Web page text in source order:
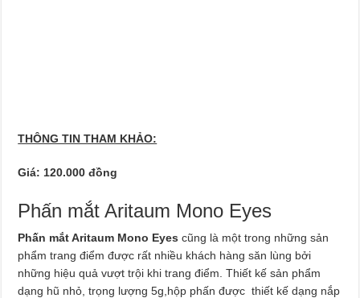
THÔNG TIN THAM KHẢO:
Giá: 120.000 đồng
Phấn mắt Aritaum Mono Eyes
Phấn mắt Aritaum Mono Eyescũng là một trong những sản
phẩm trang điểm được rất nhiều khách hàng săn lùng bởi
những hiệu quả vượt trội khi trang điểm. Thiết kế sản phẩm
dạng hũ nhỏ, trọng lượng 5g,hộp phấn được thiết kế dạng nắp